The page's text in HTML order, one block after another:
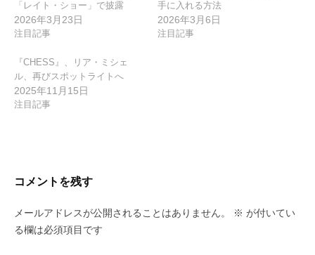
「レイト・ショー」で披露
2026年3月23日
注目記事
手に入れる方法
2026年3月6日
注目記事
『CHESS』、リア・ミシェ
ル、再びスポットライトへ
2025年11月15日
注目記事
コメントを残す
メールアドレスが公開されることはありません。 ※ が付いてい
る欄は必須項目です